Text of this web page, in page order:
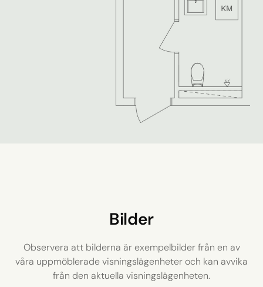
Bilder
Observera att bilderna är exempelbilder från en av
våra uppmöblerade visningslägenheter och kan avvika
från den aktuella visningslägenheten.